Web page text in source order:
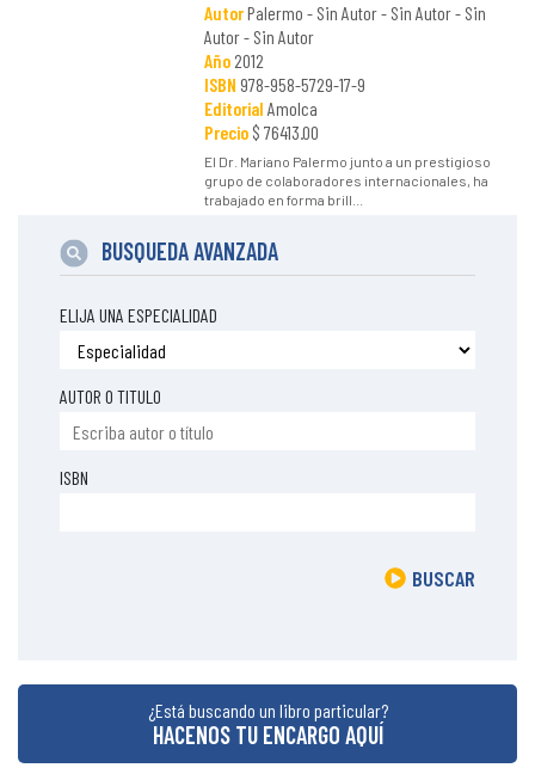
AutorPalermo - Sin Autor - Sin Autor - Sin
Autor - Sin Autor
Año2012
ISBN 978-958-5729-17-9
Editorial Amolca
Precio$ 76413.00
El Dr. Mariano Palermo junto a un prestigioso
grupo de colaboradores internacionales, ha
trabajado en forma brill...
BUSQUEDA AVANZADA
ELIJA UNA ESPECIALIDAD
AUTOR O TITULO
ISBN
BUSCAR
¿Está buscando un libro particular?
HACENOS TU ENCARGO AQUÍ